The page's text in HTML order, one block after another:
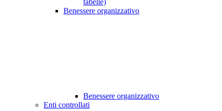
tabelle)
Benessere organizzativo
Benessere organizzativo
Enti controllati